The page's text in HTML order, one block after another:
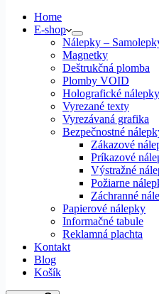
Home
E-shop
Nálepky –
Magnetky
Deštrukčná plomba
Plomby VOID
Holografické nálepky
Vyrezané texty
Vyrezávaná grafika
Bezpečnostné
Zákazové
Príkazové
Výstražné
Požiarne
Záchranné
Papierové nálepky
Informačné tabule
Reklamná plachta
Kontakt
Blog
Košík